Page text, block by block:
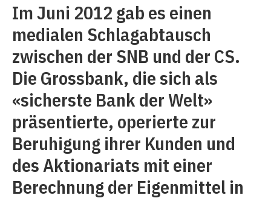
Im Juni 2012 gab es einen
medialen Schlagabtausch
zwischen der SNB und der CS.
Die Grossbank, die sich als
«sicherste Bank der Welt»
präsentierte, operierte zur
Beruhigung ihrer Kunden und
des Aktionariats mit einer
Berechnung der Eigenmittel in